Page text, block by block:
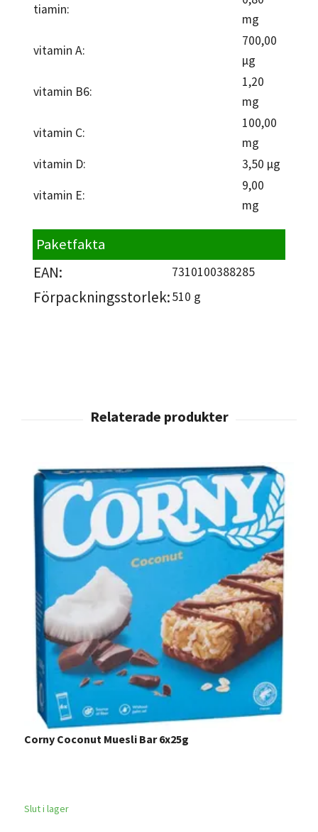
tiamin:
mg
vitamin A:
700,00
µg
vitamin B6:
1,20
mg
vitamin C:
100,00
mg
vitamin D:
3,50 µg
vitamin E:
9,00
mg
Paketfakta
EAN: 7310100388285
Förpackningsstorlek:510 g
Corny Coconut Muesli Bar 6x25g
Slut i lager